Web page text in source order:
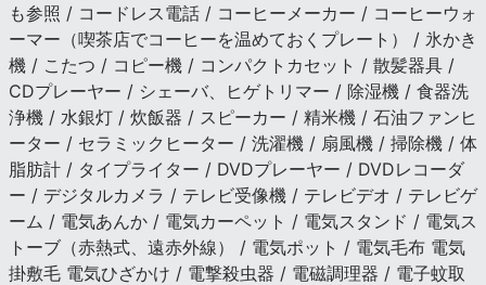
も参照 / コードレス電話 / コーヒーメーカー / コーヒーウォ
ーマー（喫茶店でコーヒーを温めておくプレート） / 氷かき
機 / こたつ / コピー機 / コンパクトカセット / 散髪器具 /
CDプレーヤー / シェーバ、ヒゲトリマー / 除湿機 / 食器洗
浄機 / 水銀灯 / 炊飯器 / スピーカー / 精米機 / 石油ファンヒ
ーター / セラミックヒーター / 洗濯機 / 扇風機 / 掃除機 / 体
脂肪計 / タイプライター / DVDプレーヤー / DVDレコーダ
ー / デジタルカメラ / テレビ受像機 / テレビデオ / テレビゲ
ーム / 電気あんか / 電気カーペット / 電気スタンド / 電気ス
トーブ（赤熱式、遠赤外線） / 電気ポット / 電気毛布 電気
掛敷毛 電気ひざかけ / 電撃殺虫器 / 電磁調理器 / 電子蚊取